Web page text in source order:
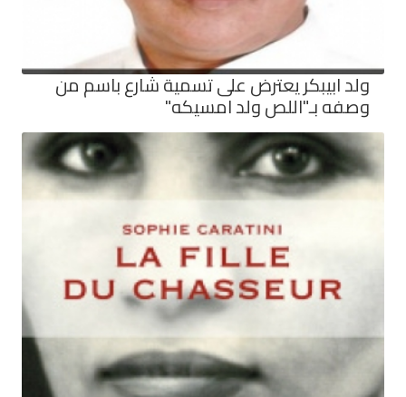
ولد ابيبكر يعترض على تسمية شارع باسم من
وصفه بـ"اللص ولد امسيكه"